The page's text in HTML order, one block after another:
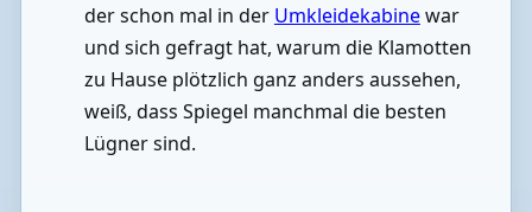
der schon mal in der Umkleidekabinewar
und sich gefragt hat, warum die Klamotten
zu Hause plötzlich ganz anders aussehen,
weiß, dass Spiegel manchmal die besten
Lügner sind.